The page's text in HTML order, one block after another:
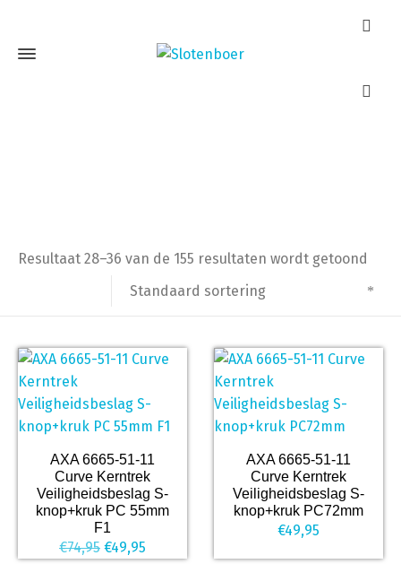
Resultaat 28–36 van de 155 resultaten wordt getoond
Standaard sortering
AXA 6665-51-11
Curve Kerntrek
Veiligheidsbeslag S-
knop+kruk PC 55mm
F1
€74,95 Oorspronkelijke
€49,95
AXA 6665-51-11
Curve Kerntrek
Veiligheidsbeslag S-
knop+kruk PC72mm
€49,95